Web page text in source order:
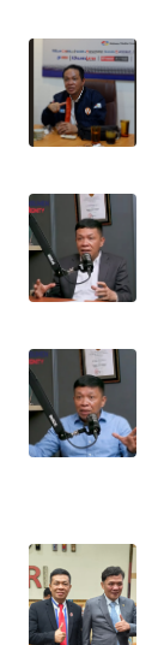
WN
SUMUT
WN
WN
JABAR
BANTEN
WN
NTT
WN
PAPUA